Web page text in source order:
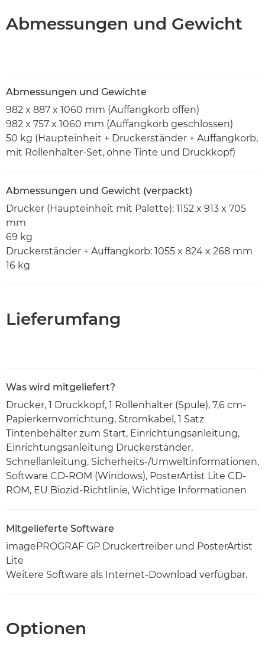
Abmessungen und Gewicht
Abmessungen und Gewichte
982 x 887 x 1060 mm (Auffangkorb offen)
982 x 757 x 1060 mm (Auffangkorb geschlossen)
50 kg (Haupteinheit + Druckerständer + Auffangkorb,
mit Rollenhalter-Set, ohne Tinte und Druckkopf)
Abmessungen und Gewicht (verpackt)
Drucker (Haupteinheit mit Palette): 1152 x 913 x 705
mm
69 kg
Druckerständer + Auffangkorb: 1055 x 824 x 268 mm
16 kg
Lieferumfang
Was wird mitgeliefert?
Drucker, 1 Druckkopf, 1 Rollenhalter (Spule), 7,6 cm-
Papierkernvorrichtung, Stromkabel, 1 Satz
Tintenbehälter zum Start, Einrichtungsanleitung,
Einrichtungsanleitung Druckerständer,
Schnellanleitung, Sicherheits-/Umweltinformationen,
Software CD-ROM (Windows), PosterArtist Lite CD-
ROM, EU Biozid-Richtlinie, Wichtige Informationen
Mitgelieferte Software
imagePROGRAF GP Druckertreiber und PosterArtist
Lite
Weitere Software als Internet-Download verfügbar.
Optionen